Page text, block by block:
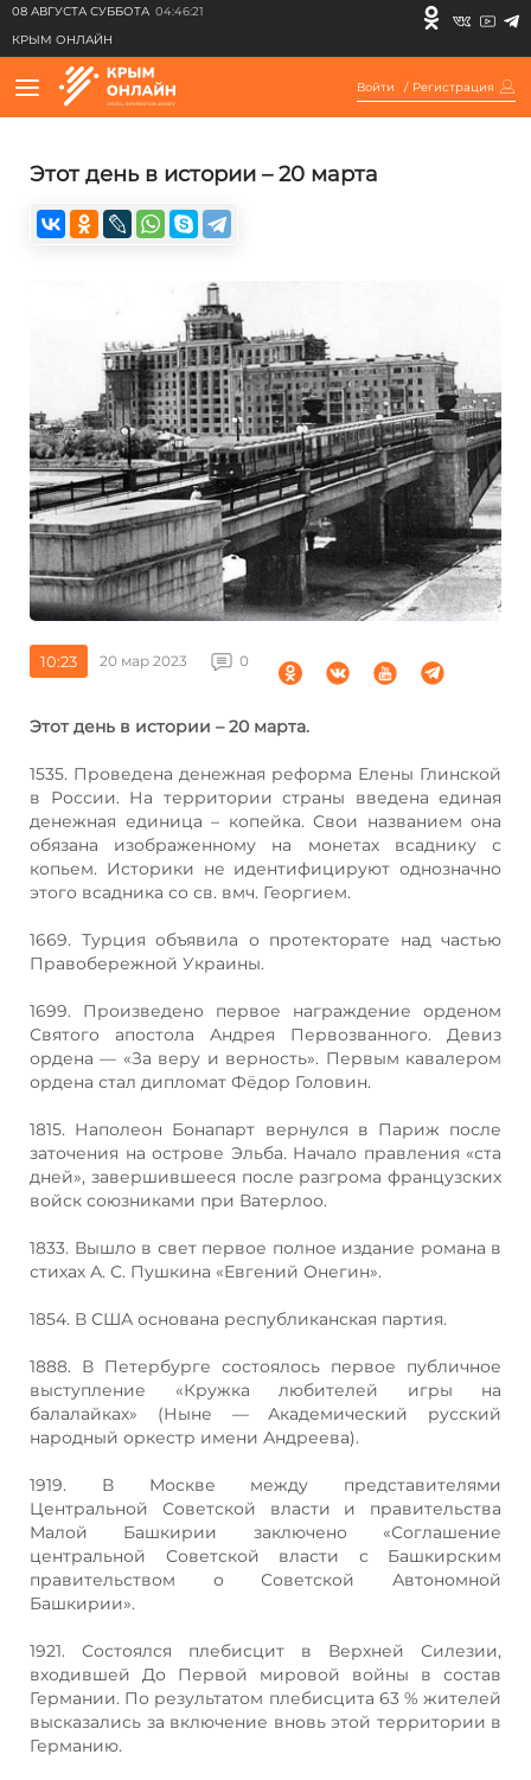
08 АВГУСТА СУББОТА 04:46:21
КРЫМ ОНЛАЙН
Войти / Регистрация
Этот день в истории – 20 марта
10:23 20 мар 2023 0
Этот день в истории – 20 марта.
1535. Проведена денежная реформа Елены Глинской
в России. На территории страны введена единая
денежная единица – копейка. Свои названием она
обязана изображенному на монетах всаднику с
копьем. Историки не идентифицируют однозначно
этого всадника со св. вмч. Георгием.
1669. Турция объявила о протекторате над частью
Правобережной Украины.
1699. Произведено первое награждение орденом
Святого апостола Андрея Первозванного. Девиз
ордена — «За веру и верность». Первым кавалером
ордена стал дипломат Фёдор Головин.
1815. Наполеон Бонапарт вернулся в Париж после
заточения на острове Эльба. Начало правления «ста
дней», завершившееся после разгрома французских
войск союзниками при Ватерлоо.
1833. Вышло в свет первое полное издание романа в
стихах А. С. Пушкина «Евгений Онегин».
1854. В США основана республиканская партия.
1888. В Петербурге состоялось первое публичное
выступление «Кружка любителей игры на
балалайках» (Ныне — Академический русский
народный оркестр имени Андреева).
1919. В Москве между представителями
Центральной Советской власти и правительства
Малой Башкирии заключено «Соглашение
центральной Советской власти с Башкирским
правительством о Советской Автономной
Башкирии».
1921. Состоялся плебисцит в Верхней Силезии,
входившей До Первой мировой войны в состав
Германии. По результатом плебисцита 63 % жителей
высказались за включение вновь этой территории в
Германию.